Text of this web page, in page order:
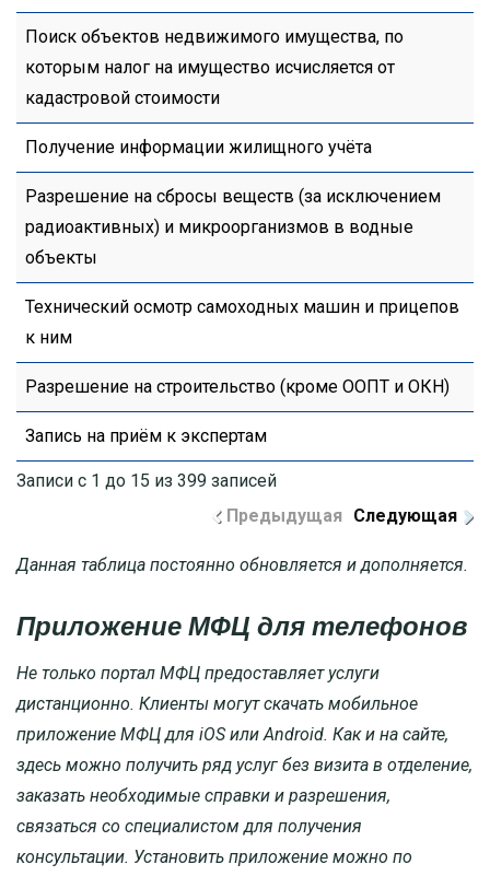
Поиск объектов недвижимого имущества, по
которым налог на имущество исчисляется от
кадастровой стоимости
Получение информации жилищного учёта
Разрешение на сбросы веществ (за исключением
радиоактивных) и микроорганизмов в водные
объекты
Технический осмотр самоходных машин и прицепов
к ним
Разрешение на строительство (кроме ООПТ и ОКН)
Запись на приём к экспертам
Записи с 1 до 15 из 399 записей
Предыдущая Следующая
Данная таблица постоянно обновляется и дополняется.
Приложение МФЦ для телефонов
Не только портал МФЦ предоставляет услуги
дистанционно. Клиенты могут скачать мобильное
приложение МФЦ для iOS или Android. Как и на сайте,
здесь можно получить ряд услуг без визита в отделение,
заказать необходимые справки и разрешения,
связаться со специалистом для получения
консультации. Установить приложение можно по